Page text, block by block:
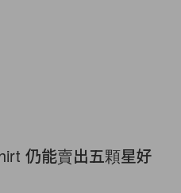
仍能賣出五顆星好